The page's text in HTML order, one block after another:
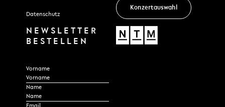
Datenschutz
Konzertauswahl
NEWSLETTER
BESTELLEN
Section
Vorname
Name